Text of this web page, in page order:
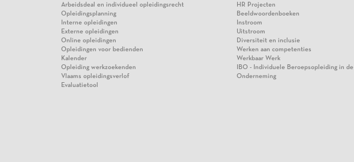
Arbeidsdeal en individueel opleidingsrecht
Opleidingsplanning
Interne opleidingen
Externe opleidingen
Online opleidingen
Opleidingen voor bedienden
Kalender
Opleiding werkzoekenden
Vlaams opleidingsverlof
Evaluatietool
HR Projecten
Beeldwoordenboeken
Instroom
Uitstroom
Diversiteit en inclusie
Werken aan competenties
Werkbaar Werk
IBO - Individuele Beroepsopleiding in de
Onderneming